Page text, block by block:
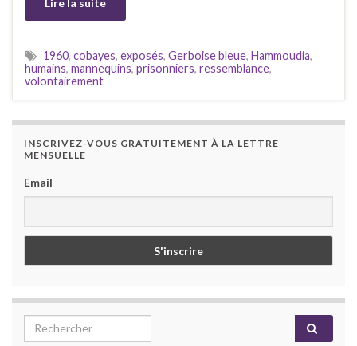
Lire la suite
1960, cobayes, exposés, Gerboise bleue, Hammoudia,
humains, mannequins, prisonniers, ressemblance,
volontairement
INSCRIVEZ-VOUS GRATUITEMENT À LA LETTRE
MENSUELLE
Email
Search for: